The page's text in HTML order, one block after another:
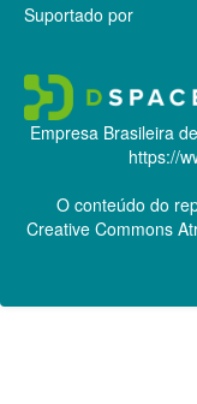
Suportado por
Empresa Brasileira
https://
O conteúdo do
Creative Commons